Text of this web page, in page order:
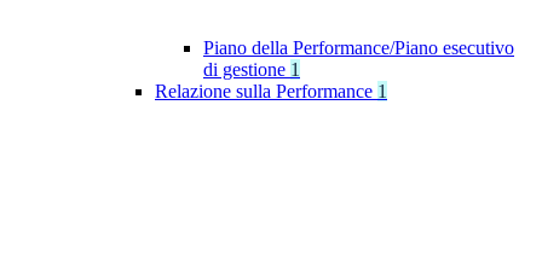
Piano della Performance/Piano esecutivo
di gestione 1
Relazione sulla Performance 1